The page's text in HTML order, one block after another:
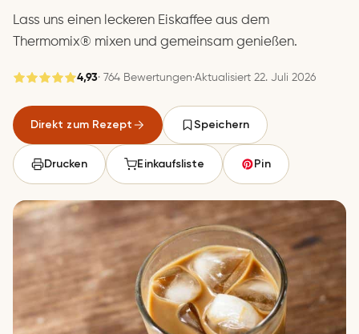
Lass uns einen leckeren Eiskaffee aus dem
Thermomix® mixen und gemeinsam genießen.
4,93· 764 Bewertungen·Aktualisiert 22. Juli 2026
Direkt zum Rezept
Gespeichert
Speichern
Speichern
Drucken Einkaufsliste Pin